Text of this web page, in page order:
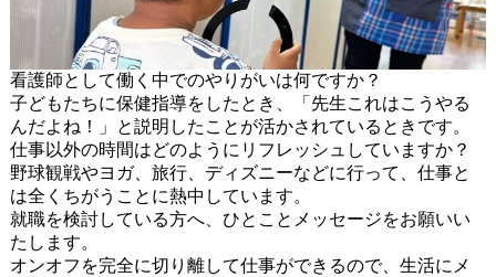
看護師として働く中でのやりがいは何ですか？
子どもたちに保健指導をしたとき、「先生これはこうやる
んだよね！」と説明したことが活かされているときです。
仕事以外の時間はどのようにリフレッシュしていますか？
野球観戦やヨガ、旅行、ディズニーなどに行って、仕事と
は全くちがうことに熱中しています。
就職を検討している方へ、ひとことメッセージをお願いい
たします。
オンオフを完全に切り離して仕事ができるので、生活にメ